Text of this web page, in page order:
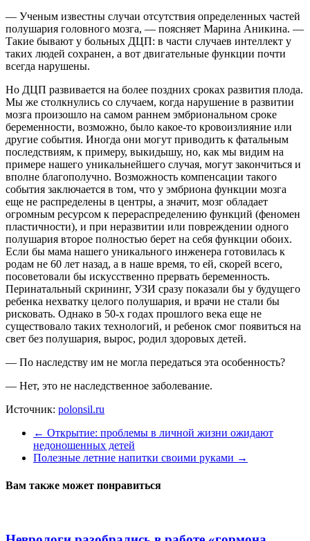
— Ученым известны случаи отсутствия определенных частей
полушария головного мозга, — поясняет Марина Аникина. —
Такие бывают у больных ДЦП: в части случаев интеллект у
таких людей сохранен, а вот двигательные функции почти
всегда нарушены.
Но ДЦП развивается на более поздних сроках развития плода.
Мы же столкнулись со случаем, когда нарушение в развитии
мозга произошло на самом раннем эмбриональном сроке
беременности, возможно, было какое-то кровоизлияние или
другие события. Иногда они могут приводить к фатальным
последствиям, к примеру, выкидышу, но, как мы видим на
примере нашего уникальнейшего случая, могут закончиться и
вполне благополучно. Возможность компенсации такого
события заключается в том, что у эмбриона функции мозга
еще не распределены в центры, а значит, мозг обладает
огромным ресурсом к перераспределению функций (феномен
пластичности), и при неразвитии или повреждении одного
полушария второе полностью берет на себя функции обоих.
Если бы мама нашего уникального инженера готовилась к
родам не 60 лет назад, а в наше время, то ей, скорей всего,
посоветовали бы искусственно прервать беременность.
Перинатальный скрининг, УЗИ сразу показали бы у будущего
ребенка нехватку целого полушария, и врачи не стали бы
рисковать. Однако в 50-х годах прошлого века еще не
существовало таких технологий, и ребенок смог появиться на
свет без полушария, вырос, родил здоровых детей.
— По наследству им не могла передаться эта особенность?
— Нет, это не наследственное заболевание.
Источник: polonsil.ru
← Открытие: проблемы в личной жизни ожидают
недоношенных детей
Полезные летние напитки своими руками →
Вам также может понравиться